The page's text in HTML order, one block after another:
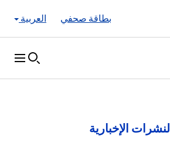
العربية
بطاقة صحفي
النشرات الإخبارية